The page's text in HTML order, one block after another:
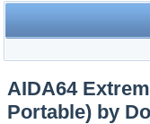
AIDA64
Portable) by